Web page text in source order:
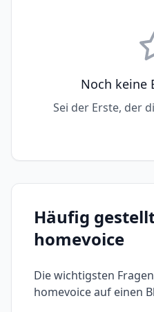
Noch keine
Sei der Erste, der
Häufig
homevoice
Die wichtigsten
homevoiceauf einen